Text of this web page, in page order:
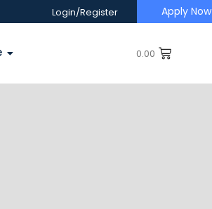
Login/Register Apply Now
0.00